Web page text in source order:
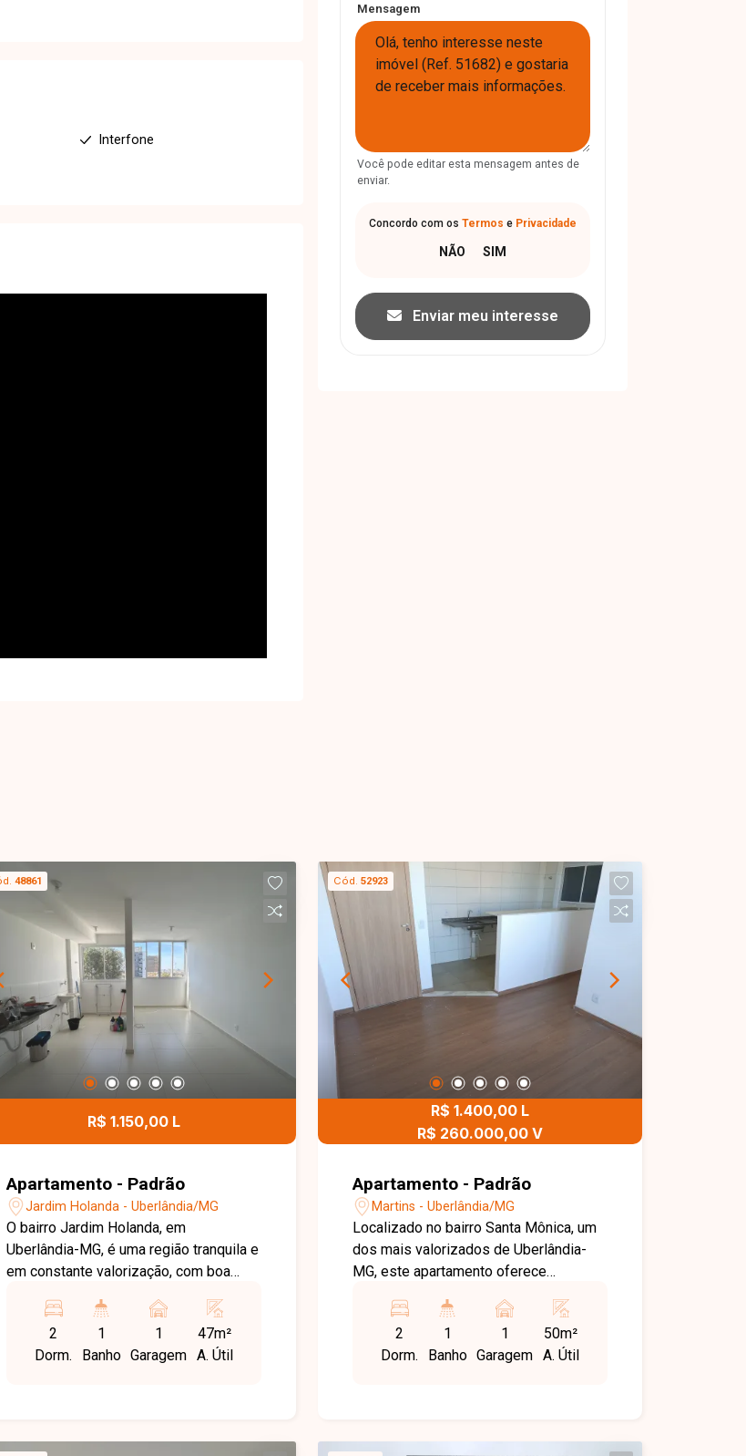
Interfone
Mensagem
Você pode editar esta mensagem antes de
enviar.
Concordo com os Termos e Privacidade
Enviar meu interesse
48861
R$ 1.150,00 L
Apartamento - Padrão
Jardim Holanda - Uberlândia/MG
O bairro Jardim Holanda, em
Uberlândia-MG, é uma região tranquila e
em constante valorização, com boa
vias da cidade e proximidade a
comércios, escolas e serviços
essenciais, oferecendo praticidade e
sala ampla em 2 ambientes, 2 quartos
2
Dorm.
1
Banho
1
Garagem
47m²
A. Útil
Cód. 52923
R$ 1.400,00 L
R$ 260.000,00 V
Apartamento - Padrão
Martins - Uberlândia/MG
Localizado no bairro Santa Mônica, um
dos mais valorizados de Uberlândia-
MG, este apartamento oferece
às principais avenidas da cidade e uma
completa infraestrutura de comércios,
supermercados, escolas,
vida para quem busca morar bem.
2
Dorm.
1
Banho
1
Garagem
50m²
A. Útil